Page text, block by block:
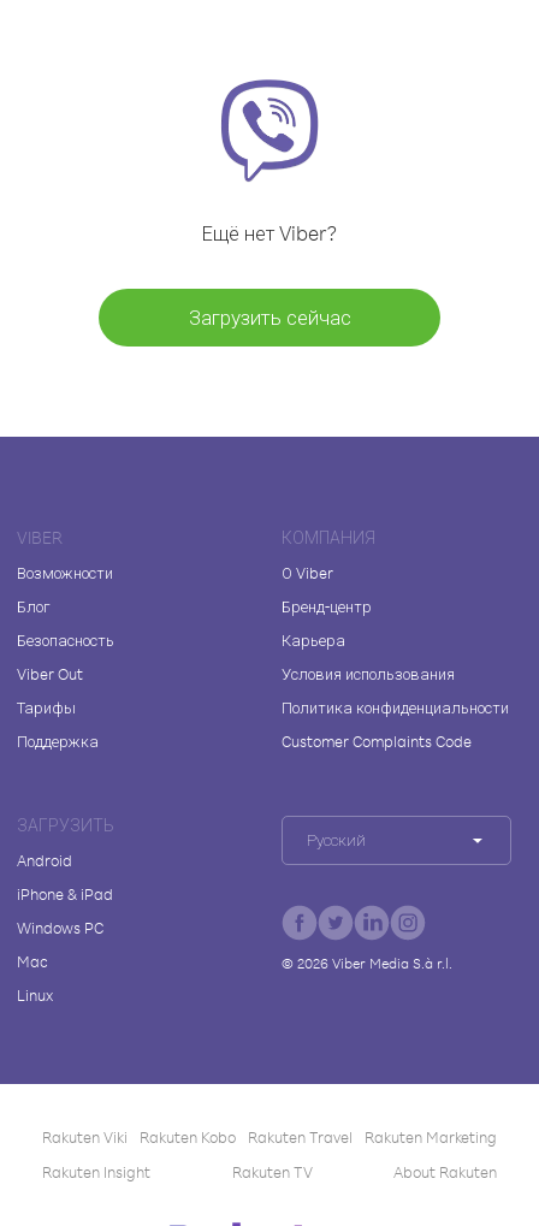
Ещё нет Viber?
Загрузить сейчас
VIBER
Возможности
Блог
Безопасность
Viber Out
Тарифы
Поддержка
КОМПАНИЯ
О Viber
Бренд-центр
Карьера
Условия использования
Политика конфиденциальности
Customer Complaints Code
ЗАГРУЗИТЬ
Android
iPhone & iPad
Windows PC
Mac
Linux
Русский
© 2026Viber Media S.à r.l.
Rakuten Viki Rakuten Kobo Rakuten Travel
Rakuten Marketing
Rakuten Insight
Rakuten TV About Rakuten